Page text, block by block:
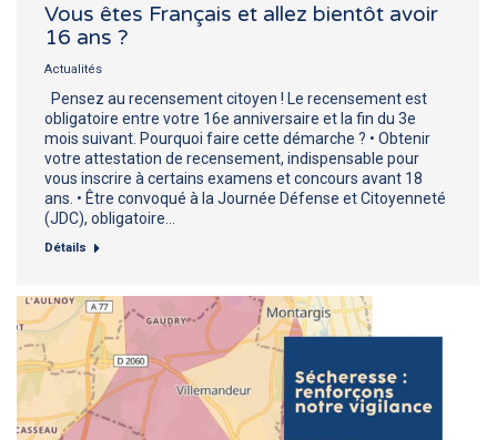
Vous êtes Français et allez bientôt avoir
16 ans ?
Actualités
Pensez au recensement citoyen ! Le recensement est
obligatoire entre votre 16e anniversaire et la fin du 3e
mois suivant. Pourquoi faire cette démarche ? • Obtenir
votre attestation de recensement, indispensable pour
vous inscrire à certains examens et concours avant 18
ans. • Être convoqué à la Journée Défense et Citoyenneté
(JDC), obligatoire…
Détails